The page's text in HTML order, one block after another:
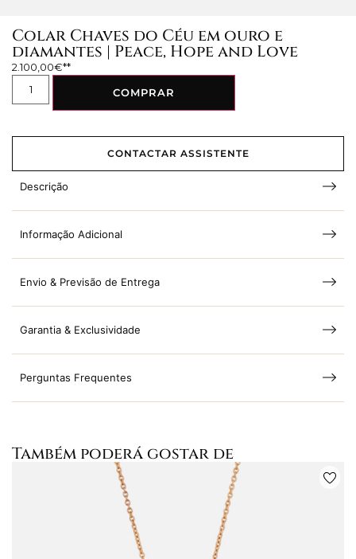
Colar Chaves do Céu em ouro e
diamantes | Peace, Hope and Love
2.100,00€
COMPRAR
CONTACTAR ASSISTENTE
Descrição
Informação Adicional
Envio & Previsão de Entrega
Garantia & Exclusividade
Perguntas Frequentes
Também poderá gostar de